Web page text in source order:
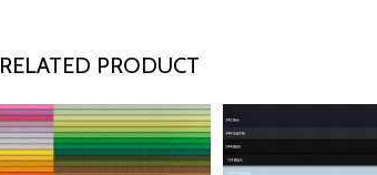
RELATED PRODUCT